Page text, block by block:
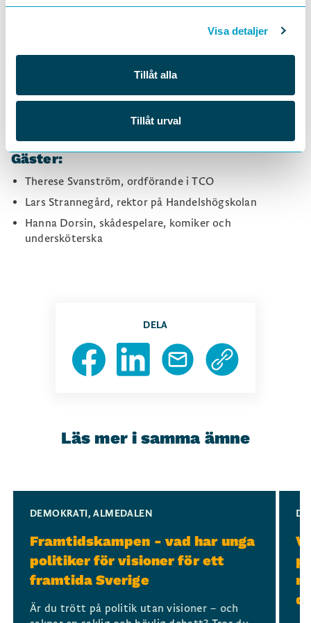
Visa detaljer
Tillåt alla
Tillåt urval
DELA
Gäster:
Therese Svanström, ordförande i TCO
Lars Strannegård, rektor på Handelshögskolan
Hanna Dorsin, skådespelare, komiker och
undersköterska
Läs mer i samma ämne
DEMOKRATI,ALMEDALEN
Framtidskampen - vad har unga
politiker för visioner för ett
framtida Sverige
Är du trött på politik utan visioner – och